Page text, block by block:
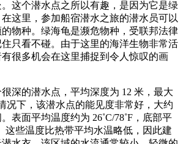
这个潜水点之所以有趣，是因为它是绿
这里，参加船宿潜水之旅的潜水员可以
物种。绿海龟是濒危物种，受联邦法律
只看不碰。由于这里的海洋生物非常活
很多机会在这里捕捉到令人惊叹的画
深的潜水点，平均深度为 12 米，最大
况下，该潜水点的能见度非常好，大约
表面平均温度约为 26˚C/78˚F，底部平
这些温度比热带平均水温略低，因此建